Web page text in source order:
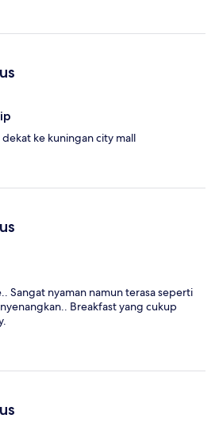
ke kuningan city mall
Sangat nyaman namun terasa seperti
Breakfast yang cukup